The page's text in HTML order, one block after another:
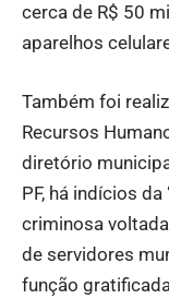
cerca de R$ 50
aparelhos
Também foi
Recursos
diretório
PF, há indícios
criminosa
de servidores
função